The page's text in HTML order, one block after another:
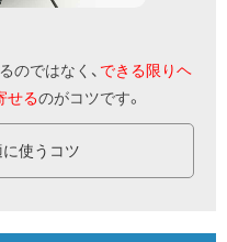
のではなく、 できる限りヘ
せるのがコツです。
に使うコツ